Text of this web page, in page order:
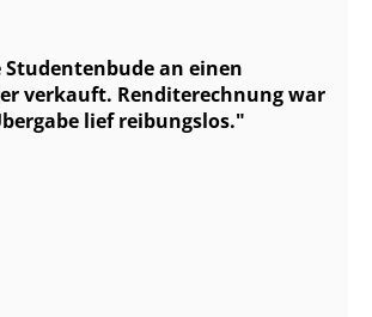
Studentenbude an einen
verkauft. Renditerechnung war
lief reibungslos.